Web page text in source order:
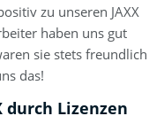
zu unseren JAXX
haben uns gut
sie stets freundlich
das!
durch Lizenzen